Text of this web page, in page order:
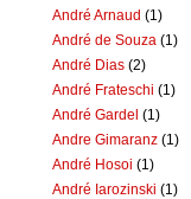
André Arnaud (1)
André de Souza (1)
André Dias (2)
André Frateschi (1)
André Gardel (1)
Andre Gimaranz (1)
André Hosoi (1)
André Iarozinski (1)